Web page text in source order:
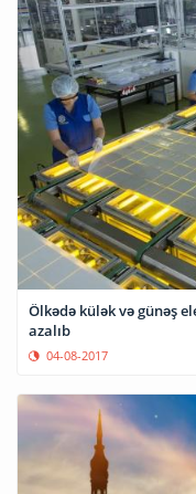
Ölkədə külək və günəş
azalıb
04-08-2017